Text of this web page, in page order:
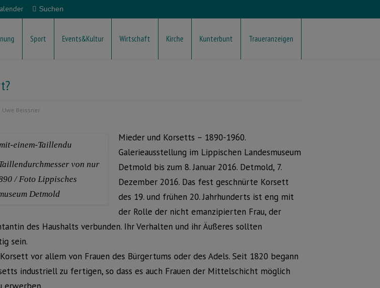
Sport Events&Kultur Wirtschaft Kirche Kunterbunt Traueranzeigen
Uwe Beissner
von nur
/ Foto Lippisches
Detmold
Mieder und Korsetts – 1890-1960.
Galerieausstellung im Lippischen Landesmuseum
Detmold bis zum 8. Januar 2016. Detmold, 7.
Dezember 2016. Das fest geschnürte Korsett
des 19. und frühen 20. Jahrhunderts ist eng mit
der Rolle der nicht emanzipierten Frau, der
des Haushalts verbunden. Ihr Verhalten und ihr Äußeres sollten
sein.
vor allem von Frauen des Bürgertums oder des Adels. Seit 1820 begann
industriell zu fertigen, so dass es auch Frauen der Mittelschicht möglich